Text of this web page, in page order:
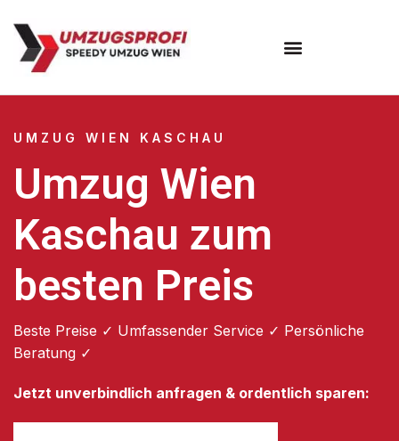
UMZUG WIEN KASCHAU
Umzug Wien
Kaschau zum
besten Preis
Beste Preise ✓ Umfassender Service ✓ Persönliche
Beratung ✓
Jetzt unverbindlich anfragen & ordentlich sparen: